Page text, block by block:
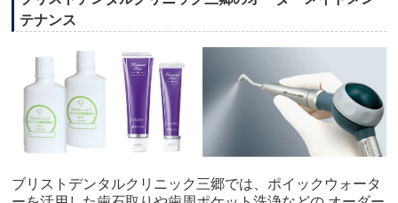
テナンス
ブリストデンタルクリニック三郷では、ポイックウォータ